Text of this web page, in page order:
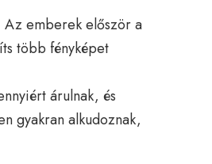
Az emberek először a
több fényképet
árulnak, és
gyakran alkudoznak,